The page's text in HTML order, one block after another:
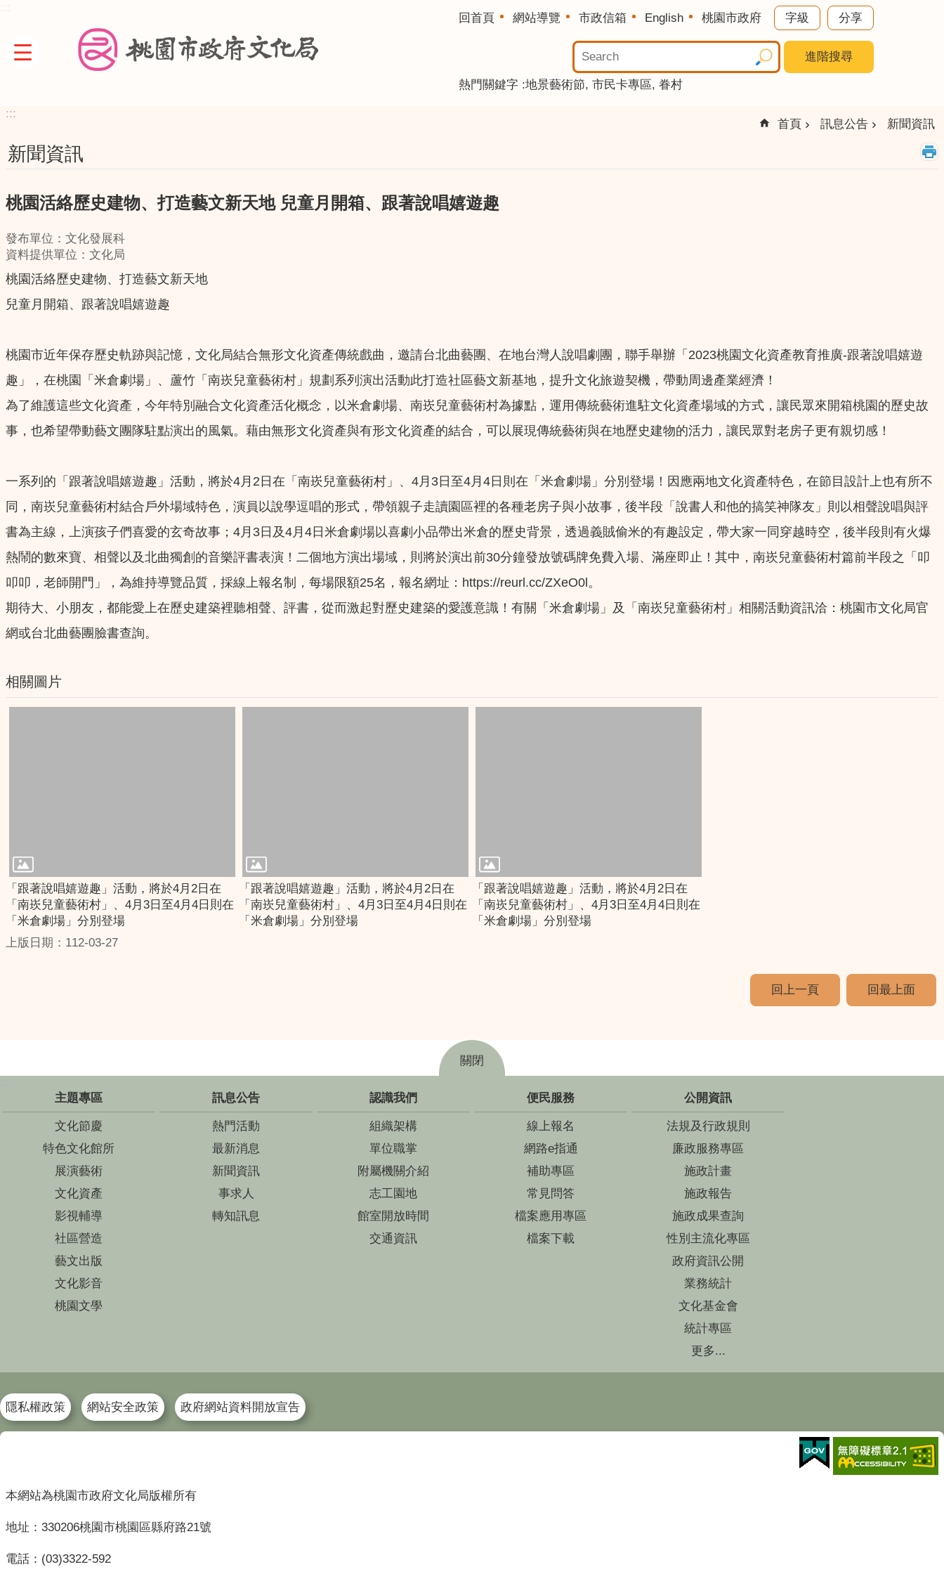
回首頁 網站導覽 市政信箱 English 桃園市政府 字級 分享
進階搜尋
熱門關鍵字 地景藝術節 市民卡專區 眷村
:::
首頁 訊息公告 新聞資訊
新聞資訊
桃園活絡歷史建物、打造藝文新天地 兒童月開箱、跟著說唱嬉遊趣
發布單位：文化發展科
資料提供單位：文化局
桃園活絡歷史建物、打造藝文新天地
兒童月開箱、跟著說唱嬉遊趣
桃園市近年保存歷史軌跡與記憶，文化局結合無形文化資產傳統戲曲，邀請台北曲藝團、在地台灣人說唱劇團，聯手舉辦「2023桃園文化資產教育推廣-跟著說唱嬉遊
趣」，在桃園「米倉劇場」、蘆竹「南崁兒童藝術村」規劃系列演出活動此打造社區藝文新基地，提升文化旅遊契機，帶動周邊產業經濟！
為了維護這些文化資產，今年特別融合文化資產活化概念，以米倉劇場、南崁兒童藝術村為據點，運用傳統藝術進駐文化資產場域的方式，讓民眾來開箱桃園的歷史故
事，也希望帶動藝文團隊駐點演出的風氣。藉由無形文化資產與有形文化資產的結合，可以展現傳統藝術與在地歷史建物的活力，讓民眾對老房子更有親切感！
一系列的「跟著說唱嬉遊趣」活動，將於4月2日在「南崁兒童藝術村」、4月3日至4月4日則在「米倉劇場」分別登場！因應兩地文化資產特色，在節目設計上也有所不
同，南崁兒童藝術村結合戶外場域特色，演員以說學逗唱的形式，帶領親子走讀園區裡的各種老房子與小故事，後半段「說書人和他的搞笑神隊友」則以相聲說唱與評
書為主線，上演孩子們喜愛的玄奇故事；4月3日及4月4日米倉劇場以喜劇小品帶出米倉的歷史背景，透過義賊偷米的有趣設定，帶大家一同穿越時空，後半段則有火爆
熱鬧的數來寶、相聲以及北曲獨創的音樂評書表演！二個地方演出場域，則將於演出前30分鐘發放號碼牌免費入場、滿座即止！其中，南崁兒童藝術村篇前半段之「叩
叩叩，老師開門」，為維持導覽品質，採線上報名制，每場限額25名，報名網址：https://reurl.cc/ZXeO0l。
期待大、小朋友，都能愛上在歷史建築裡聽相聲、評書，從而激起對歷史建築的愛護意識！有關「米倉劇場」及「南崁兒童藝術村」相關活動資訊洽：桃園市文化局官
網或台北曲藝團臉書查詢。
相關圖片
「跟著說唱嬉遊趣」活動，將於4月2日在
「南崁兒童藝術村」、4月3日至4月4日則在
「米倉劇場」分別登場
「跟著說唱嬉遊趣」活動，將於4月2日在
「南崁兒童藝術村」、4月3日至4月4日則在
「米倉劇場」分別登場
「跟著說唱嬉遊趣」活動，將於4月2日在
「南崁兒童藝術村」、4月3日至4月4日則在
「米倉劇場」分別登場
上版日期：112-03-27
回上一頁 回最上面
關閉
主題專區
文化節慶
特色文化館所
展演藝術
文化資產
影視輔導
社區營造
藝文出版
文化影音
桃園文學
訊息公告
熱門活動
最新消息
新聞資訊
事求人
轉知訊息
認識我們
組織架構
單位職掌
附屬機關介紹
志工園地
館室開放時間
交通資訊
便民服務
線上報名
網路e指通
補助專區
常見問答
檔案應用專區
檔案下載
公開資訊
法規及行政規則
廉政服務專區
施政計畫
施政報告
施政成果查詢
性別主流化專區
政府資訊公開
業務統計
文化基金會
統計專區
更多...
隱私權政策 網站安全政策 政府網站資料開放宣告
本網站為桃園市政府文化局版權所有
地址：330206桃園市桃園區縣府路21號
電話：(03)3322-592